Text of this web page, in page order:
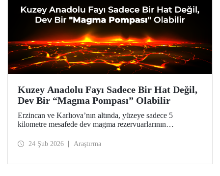
Kuzey Anadolu Fayı Sadece Bir Hat Değil,
Dev Bir “Magma Pompası” Olabilir
Erzincan ve Karlıova’nın altında, yüzeye sadece 5
kilometre mesafede dev magma rezervuarlarının
ezber bozucu bulgularıyla doğal afetlerden kaynaklanan
24 Şub 2026 Araştırma